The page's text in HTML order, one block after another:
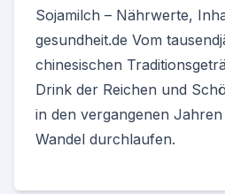
Sojamilch – Nährwerte,
gesundheit.de Vom
chinesischen
Drink der Reichen und
in den vergangenen
Wandel durchlaufen.